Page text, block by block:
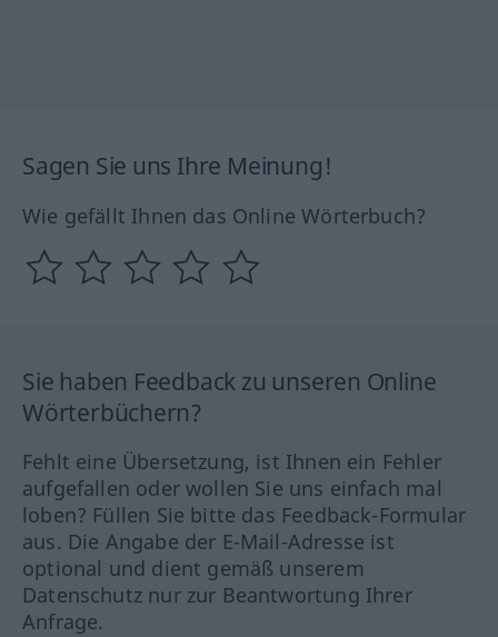
Sagen Sie uns Ihre Meinung!
Wie gefällt Ihnen das Online Wörterbuch?
Sie haben Feedback zu unseren Online
Wörterbüchern?
Fehlt eine Übersetzung, ist Ihnen ein Fehler
aufgefallen oder wollen Sie uns einfach mal
loben? Füllen Sie bitte das Feedback-Formular
aus. Die Angabe der E-Mail-Adresse ist
optional und dient gemäß unserem
Datenschutz nur zur Beantwortung Ihrer
Anfrage.